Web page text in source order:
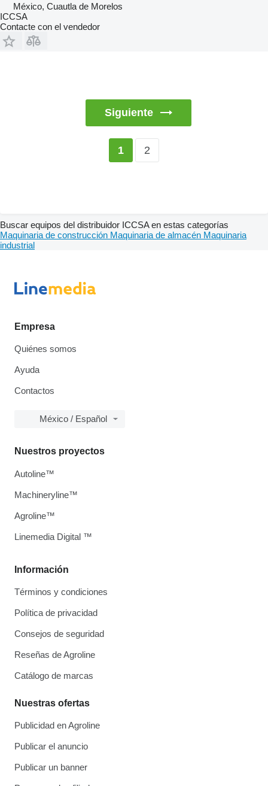
México, Cuautla de Morelos
ICCSA
Contacte con el vendedor
Siguiente
1 2
Buscar equipos del distribuidor ICCSA en estas categorías
Maquinaria de construcción Maquinaria de almacén Maquinaria
industrial
Empresa
Quiénes somos
Ayuda
Contactos
México / Español
Información
Términos y condiciones
Política de privacidad
Consejos de seguridad
Reseñas de Agroline
Catálogo de marcas
Nuestras ofertas
Publicidad en Agroline
Publicar el anuncio
Publicar un banner
Nuestros proyectos
Autoline™
Machineryline™
Agroline™
Linemedia Digital ™